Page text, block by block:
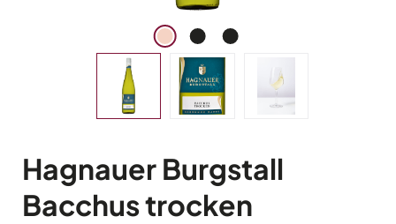
Hagnauer Burgstall
Bacchus trocken